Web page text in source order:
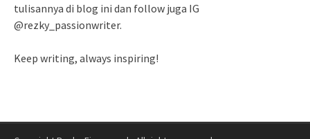
tulisannya di blog ini dan follow juga IG
@rezky_passionwriter.
Keep writing, always inspiring!